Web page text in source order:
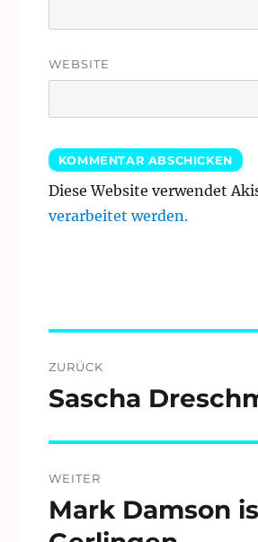
WEBSITE
Diese Website verwendet
verarbeitet werden.
ZURÜCK
Vorheriger
Sascha
WEITER
Nächster
Beitrag:
Mark Damson